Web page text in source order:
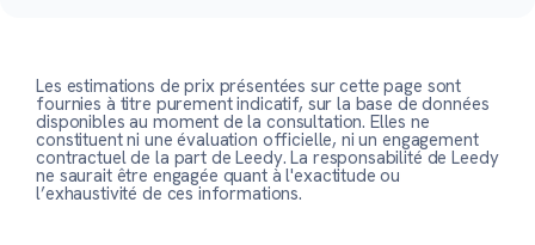
Les estimations de prix présentées sur cette page sont
fournies à titre purement indicatif, sur la base de données
disponibles au moment de la consultation. Elles ne
constituent ni une évaluation officielle, ni un engagement
contractuel de la part de Leedy. La responsabilité de Leedy
ne saurait être engagée quant à l'exactitude ou
l’exhaustivité de ces informations.